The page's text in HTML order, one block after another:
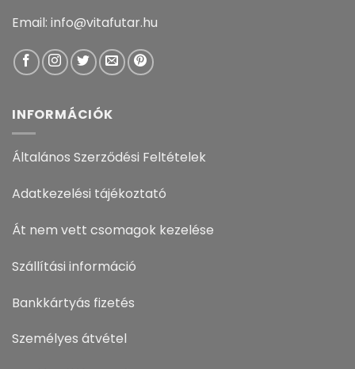
Email: info@vitafutar.hu
INFORMÁCIÓK
Általános Szerződési Feltételek
Adatkezelési tájékoztató
Át nem vett csomagok kezelése
Szállítási információ
Bankkártyás fizetés
Személyes átvétel